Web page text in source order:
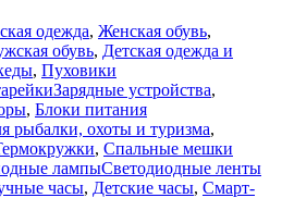
одежда, Женская обувь,
обувь, Детская одежда и
, Пуховики
Зарядные устройства,
, Блоки питания
рыбалки, охоты и туризма,
, Спальные мешки
лампыСветодиодные ленты
часы, Детские часы, Смарт-